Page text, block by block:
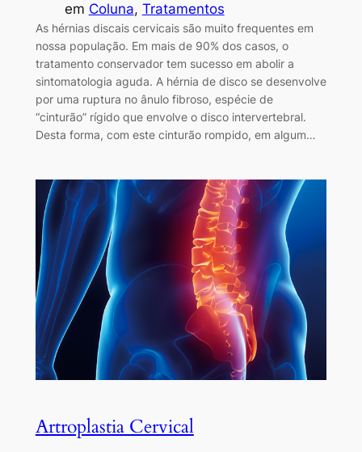
em Coluna, Tratamentos
As hérnias discais cervicais são muito frequentes em
nossa população. Em mais de 90% dos casos, o
tratamento conservador tem sucesso em abolir a
sintomatologia aguda. A hérnia de disco se desenvolve
por uma ruptura no ânulo fibroso, espécie de
“cinturão” rígido que envolve o disco intervertebral.
Desta forma, com este cinturão rompido, em algum…
Artroplastia Cervical